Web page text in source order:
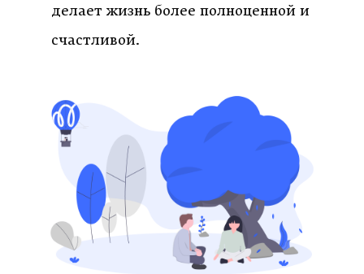
делает жизнь более полноценной и
счастливой.